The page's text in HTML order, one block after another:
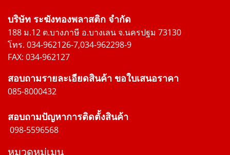
บริษัท ระฆังทองพลาสติก จำกัด
188 ม.12 ต.บางภาษี อ.บางเลน จ.นครปฐม 73130
โทร. 034-962126-7,034-962298-9
FAX: 034-962127
สอบถามรายละเอียดสินค้า ขอใบเสนอราคา
085-8000432
สอบถามปัญหาการติดตั้งสินค้า
098-5596568
หมวดหมู่เมนู